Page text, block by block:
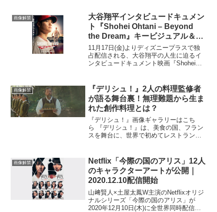
大のマーベル好きを公言する尾上松也が
ソニー・ピクチャーズ配給...
画像解禁
大谷翔平インタビュードキュメン
ト『Shohei Ohtani – Beyond
the Dream』キービジュアル＆場
面写真解禁！
11月17日(金)よりディズニープラスで独
占配信される、大谷翔平の人生に迫るイ
ンタビュードキュメント映画『Shohei
た。昨年、ベーブ・ルー...
画像解禁
『デリシュ！』2人の料理監修者
が語る舞台裏！無理難題から生ま
れた創作料理とは？
『デリシュ！』画像ギャラリーはこち
ら 『デリシュ！』は、美食の国、フラン
スを舞台に、世界で初めてレストランを
画のためのオリジナルメニュー創作にも
協力した料理監修者2名の...
画像解禁
Netflix「今際の国のアリス」12人
のキャラクターアートが公開｜
2020.12.10配信開始
山﨑賢人×土屋太鳳W主演のNetflixオリジ
ナルシリーズ「今際の国のアリス」が
2020年12月10日(木)に全世界同時配信。